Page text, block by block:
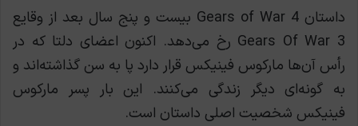
داستان Gears of War 4 بیست و پنج سال بعد از وقایع
Gears Of War 3 رخ می‌دهد. اکنون اعضای دلتا که در
رأس آن‌ها مارکوس فینیکس قرار دارد پا به سن گذاشته‌اند و
به گونه‌ای دیگر زندگی می‌کنند. این بار پسر مارکوس
فینیکس شخصیت اصلی داستان است.